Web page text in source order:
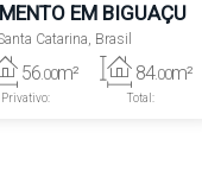
EM BIGUAÇU
Catarina, Brasil
Privativo:
56.00m²
Total:
84.00m²